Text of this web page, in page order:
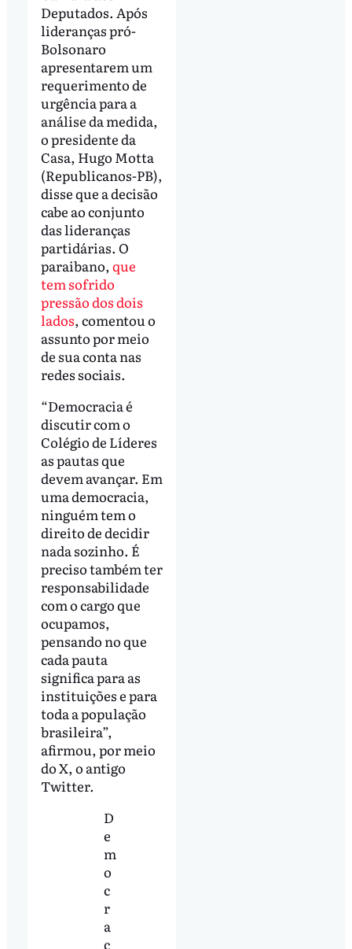
Deputados. Após
lideranças pró-
Bolsonaro
apresentarem um
requerimento de
urgência para a
análise da medida,
o presidente da
Casa, Hugo Motta
(Republicanos-PB),
disse que a decisão
cabe ao conjunto
das lideranças
partidárias. O
paraibano, que
tem sofrido
pressão dos dois
lados, comentou o
assunto por meio
de sua conta nas
redes sociais.
“Democracia é
discutir com o
Colégio de Líderes
as pautas que
devem avançar. Em
uma democracia,
ninguém tem o
direito de decidir
nada sozinho. É
preciso também ter
responsabilidade
com o cargo que
ocupamos,
pensando no que
cada pauta
significa para as
instituições e para
toda a população
brasileira”,
afirmou, por meio
do X, o antigo
Twitter.
D
e
m
o
c
r
a
c